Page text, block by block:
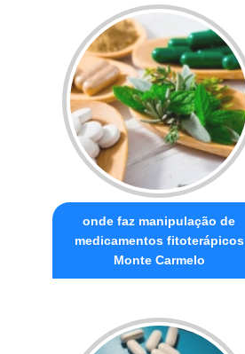
onde faz manipulação de
medicamentos fitoterápicos
Monte Carmelo